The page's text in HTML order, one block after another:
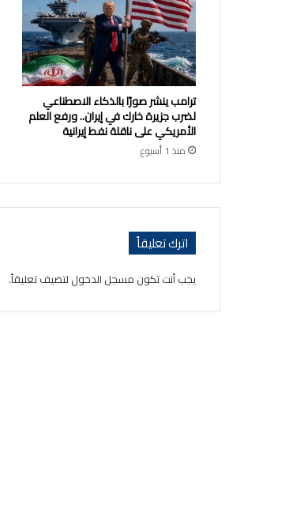
ترامب ينشر صورًا بالذكاء الاصطناعي
لضرب جزيرة خارك في إيران.. ورفع العلم
الأمريكي على ناقلة نفط إيرانية
منذ 1 أسبوع
اترك تعليقاً
يجب أنت تكون مسجل الدخول لتضيف تعليقاً.